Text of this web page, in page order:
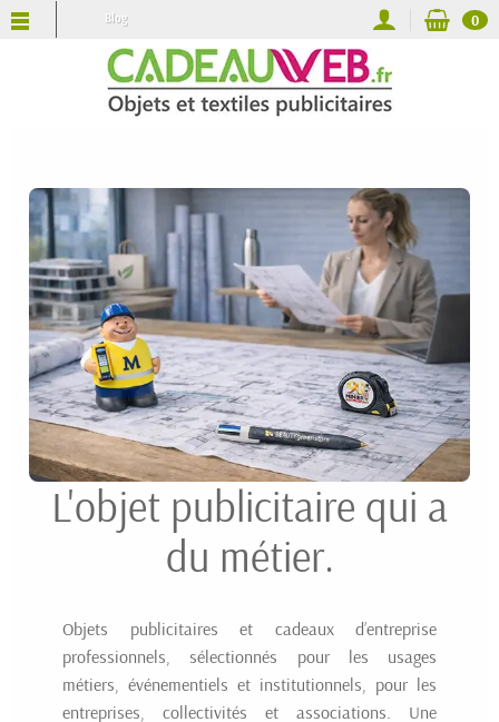
Blog 0
L'objet publicitaire qui a
du métier.
Objets publicitaires et cadeaux d’entreprise
professionnels, sélectionnés pour les usages
métiers, événementiels et institutionnels, pour les
entreprises, collectivités et associations. Une